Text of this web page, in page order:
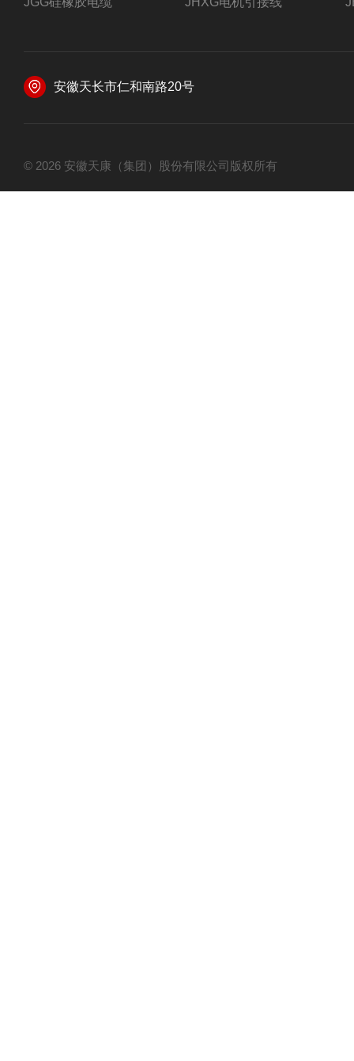
安徽天长市仁和南路20号
© 2026 安徽天康（集团）股份有限公司版权所有